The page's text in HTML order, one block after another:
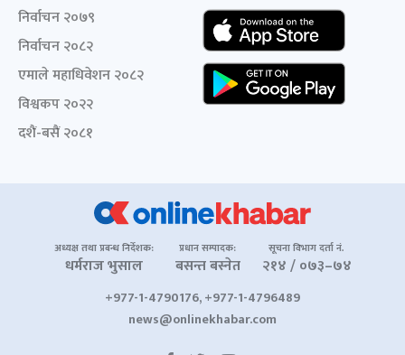
निर्वाचन २०७९
निर्वाचन २०८२
एमाले महाधिवेशन २०८२
विश्वकप २०२२
दशैं-बसैं २०८१
अध्यक्ष तथा प्रबन्ध निर्देशक:
धर्मराज भुसाल
प्रधान सम्पादक:
बसन्त बस्नेत
सूचना विभाग दर्ता नं.
२१४ / ०७३–७४
+977-1-4790176, +977-1-4796489
news@onlinekhabar.com